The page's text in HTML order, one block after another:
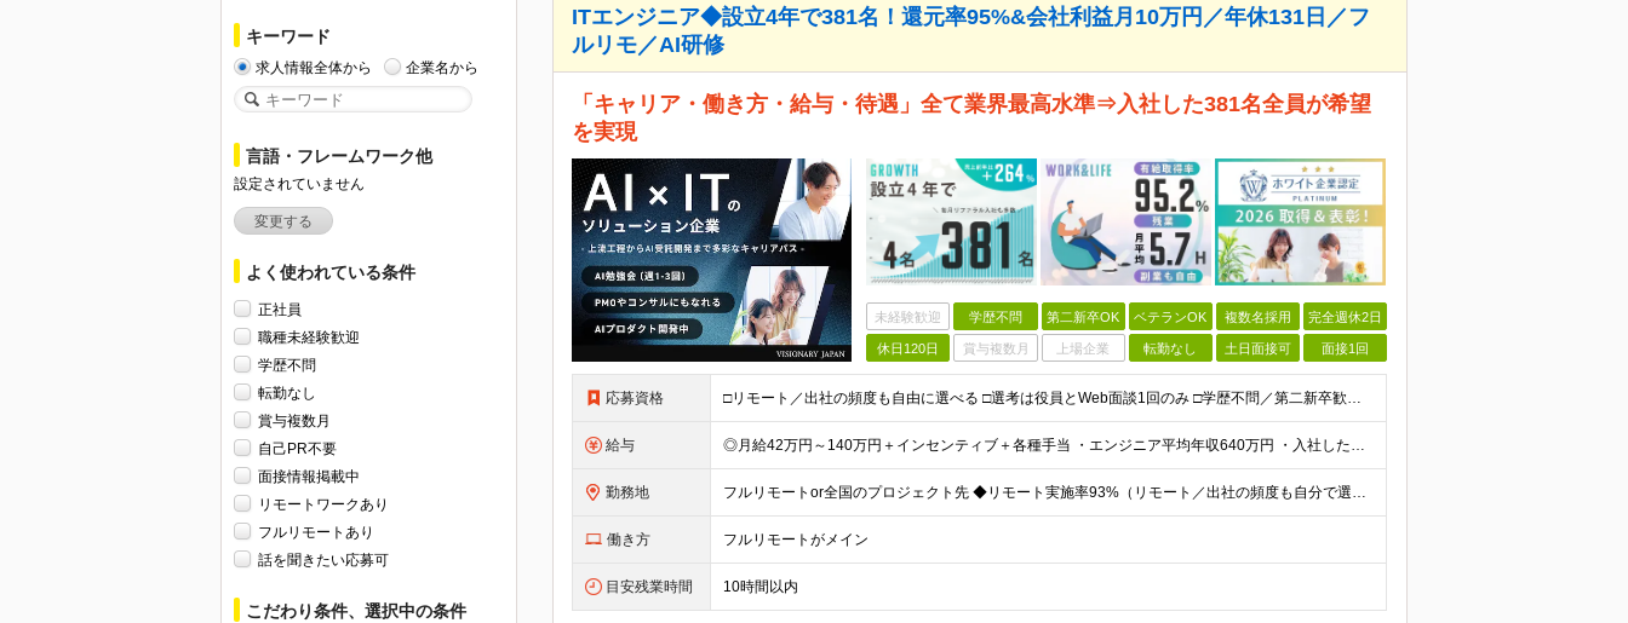
キーワード
求人情報全体から 企業名から
言語・フレームワーク他
設定されていません
変更する
よく使われている条件
正社員
職種未経験歓迎
学歴不問
転勤なし
賞与複数月
自己PR不要
面接情報掲載中
リモートワークあり
フルリモートあり
話を聞きたい応募可
こだわり条件、選択中の条件
ITエンジニア◆設立4年で381名！還元率95%&会社利益月10万円／年休131日／フ
ルリモ／AI研修
「キャリア・働き方・給与・待遇」全て業界最高水準⇒入社した381名全員が希望
を実現
未経験歓迎 学歴不問 第二新卒OK ベテランOK 複数名採用 完全週休2日
休日120日 賞与複数月 上場企業 転勤なし 土日面接可 面接1回
応募資格 □リモート／出社の頻度も自由に選べる □選考は役員とWeb面談1回のみ □学歴不問／第二新卒歓迎／ブランクOK 【応募条件】 ◎ITエンジニアの実務経験1年以上をお持ちの方 └言語・業界・ジャンル不
給与 ◎月給42万円～140万円＋インセンティブ＋各種手当 ・エンジニア平均年収640万円 ・入社したエンジニア全員年収UP！平均180万円UP！ ・還元率80~95%！平均還元率86.9% ・単価連動型⇒
勤務地 フルリモートor全国のプロジェクト先 ◆リモート実施率93%（リモート／出社の頻度も自分で選べる） ◆UIターン歓迎！転勤なし ※(変更の範囲)上記を除く当社関連勤務地 ＼独立した評価機関による評価
働き方 フルリモートがメイン
目安残業時間 10時間以内